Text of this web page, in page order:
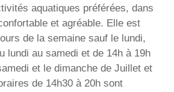
aquatiques préférées, dans
et agréable. Elle est
de la semaine sauf le lundi,
lundi au samedi et de 14h à 19h
et le dimanche de Juillet et
de 14h30 à 20h sont